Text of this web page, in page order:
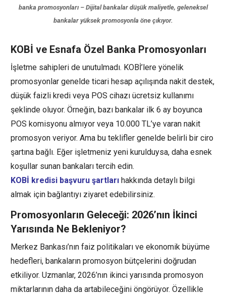
banka promosyonları – Dijital bankalar düşük maliyetle, geleneksel
bankalar yüksek promosyonla öne çıkıyor.
KOBİ ve Esnafa Özel Banka Promosyonları
İşletme sahipleri de unutulmadı. KOBİ’lere yönelik
promosyonlar genelde ticari hesap açılışında nakit destek,
düşük faizli kredi veya POS cihazı ücretsiz kullanımı
şeklinde oluyor. Örneğin, bazı bankalar ilk 6 ay boyunca
POS komisyonu almıyor veya 10.000 TL’ye varan nakit
promosyon veriyor. Ama bu teklifler genelde belirli bir ciro
şartına bağlı. Eğer işletmeniz yeni kurulduysa, daha esnek
koşullar sunan bankaları tercih edin.
KOBİ kredisi başvuru şartları hakkında detaylı bilgi
almak için bağlantıyı ziyaret edebilirsiniz.
Promosyonların Geleceği: 2026’nın İkinci
Yarısında Ne Bekleniyor?
Merkez Bankası’nın faiz politikaları ve ekonomik büyüme
hedefleri, bankaların promosyon bütçelerini doğrudan
etkiliyor. Uzmanlar, 2026’nın ikinci yarısında promosyon
miktarlarının daha da artabileceğini öngörüyor. Özellikle